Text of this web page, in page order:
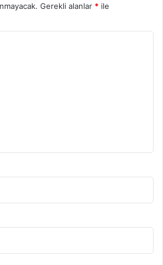
Gerekli alanlar * ile